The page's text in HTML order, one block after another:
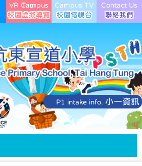
VR Campus Tour Campus TV Contact Us
P1 intake info. 小一資訊